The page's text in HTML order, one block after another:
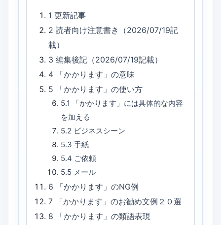
1更新記事
2読者向け注意書き（2026/07/19記
載）
3編集後記（2026/07/19記載）
4
「かかります」の意味
5
「かかります」の使い方
5.1
「かかります」には具体的な内容
を加える
5.2 ビジネスシーン
5.3 手紙
5.4 ご依頼
5.5 メール
6
「かかります」のNG例
7
「かかります」のお勧め文例２０選
8
「かかります」の類語表現